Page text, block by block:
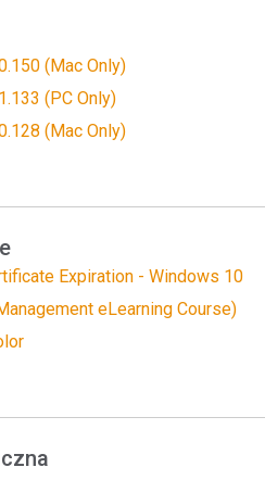
(Mac Only)
(PC Only)
(Mac Only)
Expiration - Windows 10
eLearning Course)